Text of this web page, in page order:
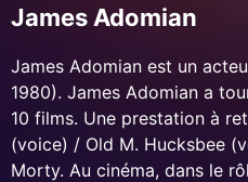
James Adomian
James Adomian est un
1980). James Adomian a
10 films. Une prestation à
(voice) / Old M. Hucksbee
Morty. Au cinéma, dans le